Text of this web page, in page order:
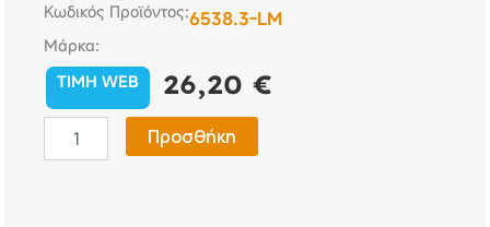
Κωδικός Προϊόντος:6538.3-LM
Μάρκα:
TIMH WEB
26,20€
ΑΝΤΙΚΛΕΠΤΙΚΗ
ΚΟΥΛΟΥΡΑ
Προσθήκη